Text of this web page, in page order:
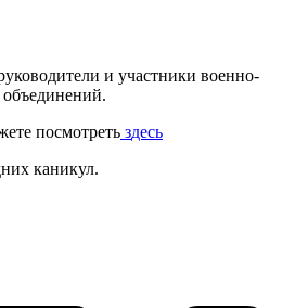
и участники военно-
посмотреть здесь
каникул.